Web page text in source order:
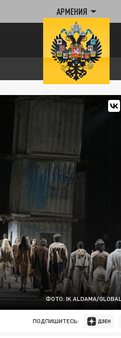
АРМЕНИЯ
ФОТО: IK ALDAMA/
ПОДПИШИТЕСЬ: